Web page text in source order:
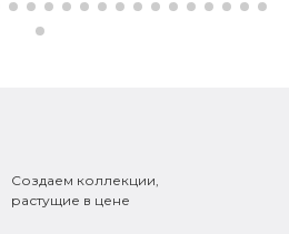
Создаем коллекции,
растущие в цене